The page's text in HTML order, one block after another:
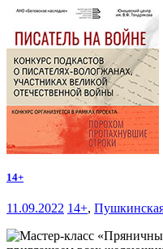
14+
11.09.2022 14+,